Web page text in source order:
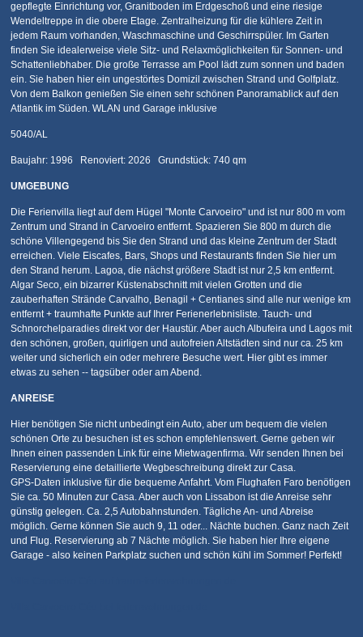
gepflegte Einrichtung vor, Granitboden im Erdgeschoß und eine riesige
Wendeltreppe in die obere Etage. Zentralheizung für die kühlere Zeit in
jedem Raum vorhanden, Waschmaschine und Geschirrspüler. Im Garten
finden Sie idealerweise viele Sitz- und Relaxmöglichkeiten für Sonnen- und
Schattenliebhaber. Die große Terrasse am Pool lädt zum sonnen und baden
ein. Sie haben hier ein ungestörtes Domizil zwischen Strand und Golfplatz.
Von dem Balkon genießen Sie einen sehr schönen Panoramablick auf den
Atlantik im Süden. WLAN und Garage inklusive
5040/AL
Baujahr: 1996 Renoviert: 2026 Grundstück: 740 qm
UMGEBUNG
Die Ferienvilla liegt auf dem Hügel "Monte Carvoeiro" und ist nur 800 m vom
Zentrum und Strand in Carvoeiro entfernt. Spazieren Sie 800 m durch die
schöne Villengegend bis Sie den Strand und das kleine Zentrum der Stadt
erreichen. Viele Eiscafes, Bars, Shops und Restaurants finden Sie hier um
den Strand herum. Lagoa, die nächst größere Stadt ist nur 2,5 km entfernt.
Algar Seco, ein bizarrer Küstenabschnitt mit vielen Grotten und die
zauberhaften Strände Carvalho, Benagil + Centianes sind alle nur wenige km
entfernt + traumhafte Punkte auf Ihrer Ferienerlebnisliste. Tauch- und
Schnorchelparadies direkt vor der Haustür. Aber auch Albufeira und Lagos mit
den schönen, großen, quirligen und autofreien Altstädten sind nur ca. 25 km
weiter und sicherlich ein oder mehrere Besuche wert. Hier gibt es immer
etwas zu sehen -- tagsüber oder am Abend.
ANREISE
Hier benötigen Sie nicht unbedingt ein Auto, aber um bequem die vielen
schönen Orte zu besuchen ist es schon empfehlenswert. Gerne geben wir
Ihnen einen passenden Link für eine Mietwagenfirma. Wir senden Ihnen bei
Reservierung eine detaillierte Wegbeschreibung direkt zur Casa.
GPS-Daten inklusive für die bequeme Anfahrt. Vom Flughafen Faro benötigen
Sie ca. 50 Minuten zur Casa. Aber auch von Lissabon ist die Anreise sehr
günstig gelegen. Ca. 2,5 Autobahnstunden. Tägliche An- und Abreise
möglich. Gerne können Sie auch 9, 11 oder... Nächte buchen. Ganz nach Zeit
und Flug. Reservierung ab 7 Nächte möglich. Sie haben hier Ihre eigene
Garage - also keinen Parkplatz suchen und schön kühl im Sommer! Perfekt!